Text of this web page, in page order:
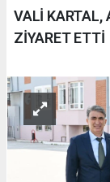
VALİ KARTAL,
ZİYARET ETTİ